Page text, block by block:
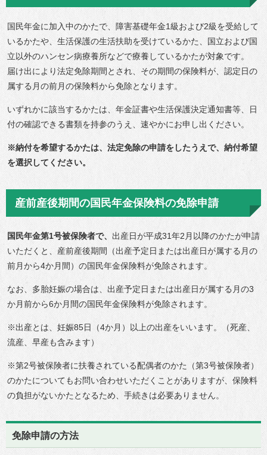
国民年金に加入中のかたで、障害基礎年金1級および2級を受給して
いるかたや、生活保護の生活扶助を受けているかた、国立および国
立以外のハンセン病療養所などで療養しているかたが対象です。
届け出により法定免除期間とされ、その期間の保険料が、認定日の
属する月の前月の保険料から免除となります。
いずれかに該当するかたは、年金証書や生活保護決定通知書等、日
付の確認できる書類を持参のうえ、速やかにお申し出ください。
※納付を希望するかたは、法定免除の申請をしたうえで、納付希望
を選択してください。
産前産後期間の国民年金保険料の免除申請
国民年金第1号被保険者で、 出産日が平成31年2月以降のかたが申請
いただくと、産前産後期間（出産予定日または出産日が属する月の
前月から4か月間）の国民年金保険料が免除されます。
なお、多胎妊娠の場合は、出産予定日または出産日が属する月の3
か月前から6か月間の国民年金保険料が免除されます。
※出産とは、妊娠85日（4か月）以上の出産をいいます。（死産、
流産、早産も含みます）
※第2号被保険者に扶養されている配偶者のかた（第3号被保険者）
のかたについてもお問い合わせいただくことがありますが、保険料
の負担がないかたとなるため、手続きは必要ありません。
免除申請の方法